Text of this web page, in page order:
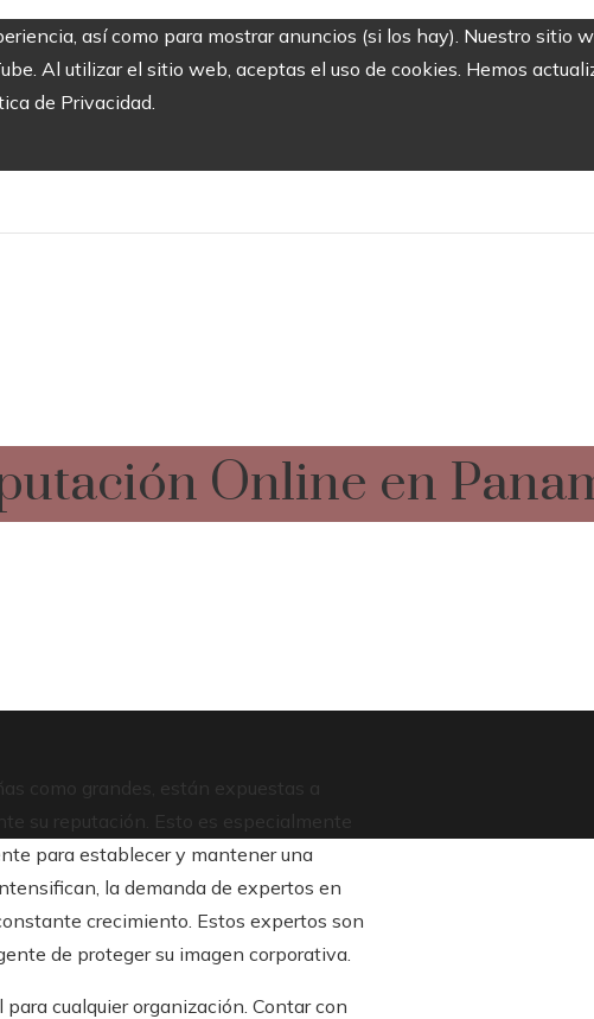
así como para mostrar anuncios (si los hay). Nuestro sitio
Al utilizar el sitio web, aceptas el uso de cookies. Hemos
de Privacidad.
Online en
como grandes, están expuestas a
su reputación. Esto es especialmente
para establecer y mantener una
la demanda de expertos en
crecimiento. Estos expertos son
de proteger su imagen corporativa.
cualquier organización. Contar con